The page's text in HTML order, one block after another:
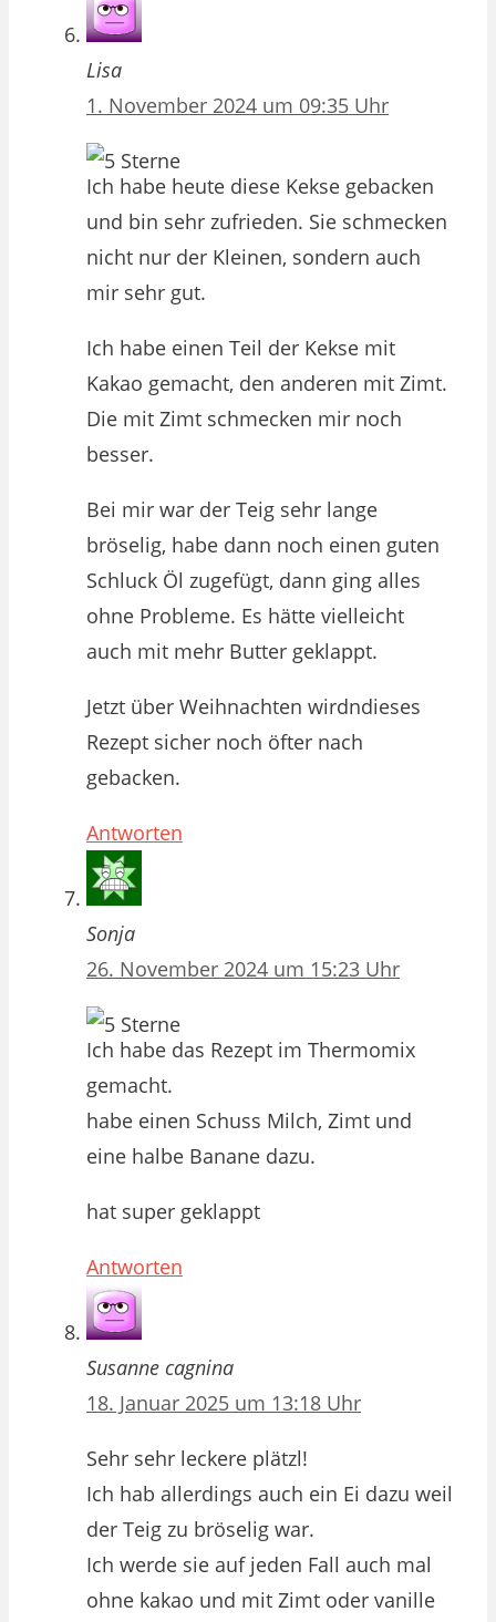
Lisa
1. November 2024 um 09:35 Uhr
Ich habe heute diese Kekse gebacken
und bin sehr zufrieden. Sie schmecken
nicht nur der Kleinen, sondern auch
mir sehr gut.
Ich habe einen Teil der Kekse mit
Kakao gemacht, den anderen mit Zimt.
Die mit Zimt schmecken mir noch
besser.
Bei mir war der Teig sehr lange
bröselig, habe dann noch einen guten
Schluck Öl zugefügt, dann ging alles
ohne Probleme. Es hätte vielleicht
auch mit mehr Butter geklappt.
Jetzt über Weihnachten wirdndieses
Rezept sicher noch öfter nach
gebacken.
Antworten
Sonja
26. November 2024 um 15:23 Uhr
Ich habe das Rezept im Thermomix
gemacht.
habe einen Schuss Milch, Zimt und
eine halbe Banane dazu.
hat super geklappt
Antworten
Susanne cagnina
18. Januar 2025 um 13:18 Uhr
Sehr sehr leckere plätzl!
Ich hab allerdings auch ein Ei dazu weil
der Teig zu bröselig war.
Ich werde sie auf jeden Fall auch mal
ohne kakao und mit Zimt oder vanille